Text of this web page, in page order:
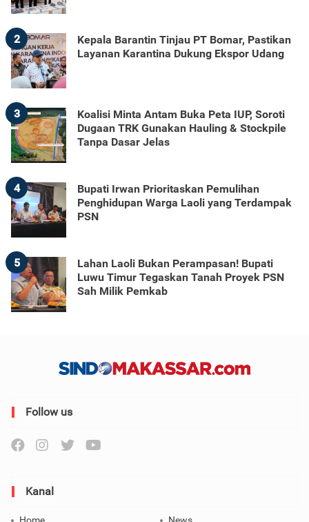
2
Kepala Barantin Tinjau PT Bomar, Pastikan
Layanan Karantina Dukung Ekspor Udang
3
Koalisi Minta Antam Buka Peta IUP, Soroti
Dugaan TRK Gunakan Hauling & Stockpile
Tanpa Dasar Jelas
4
Bupati Irwan Prioritaskan Pemulihan
Penghidupan Warga Laoli yang Terdampak
PSN
5
Lahan Laoli Bukan Perampasan! Bupati
Luwu Timur Tegaskan Tanah Proyek PSN
Sah Milik Pemkab
Follow us
Kanal
Home News